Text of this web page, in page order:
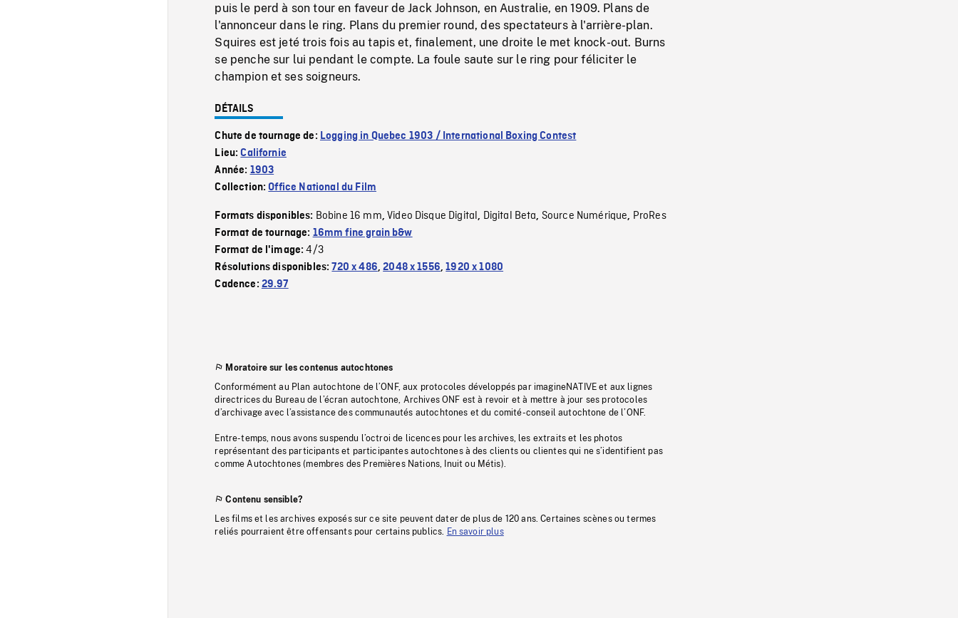
puis le perd à son tour en faveur de Jack Johnson, en Australie, en 1909. Plans de
l'annonceur dans le ring. Plans du premier round, des spectateurs à l'arrière-plan.
Squires est jeté trois fois au tapis et, finalement, une droite le met knock-out. Burns
se penche sur lui pendant le compte. La foule saute sur le ring pour féliciter le
champion et ses soigneurs.
DÉTAILS
Chute de tournage de: Logging in Quebec 1903 / International Boxing Contest
Lieu:Californie
Année: 1903
Collection:Office National du Film
Formats disponibles: Bobine 16 mm,Video Disque Digital, Digital Beta, Source Numérique, ProRes
Format de tournage: 16mm fine grain b&w
Format de l'image:4/3
Résolutions disponibles:720 x 486,2048 x 1556,1920 x 1080
Cadence: 29.97
Moratoire sur les contenus autochtones
Conformément au Plan autochtone de l’ONF, aux protocoles développés par imagineNATIVE et aux lignes
directrices du Bureau de l’écran autochtone, Archives ONF est à revoir et à mettre à jour ses protocoles
d’archivage avec l’assistance des communautés autochtones et du comité-conseil autochtone de l’ONF.
Entre-temps, nous avons suspendu l’octroi de licences pour les archives, les extraits et les photos
représentant des participants et participantes autochtones à des clients ou clientes qui ne s’identifient pas
comme Autochtones (membres des Premières Nations, Inuit ou Métis).
Contenu sensible?
Les films et les archives exposés sur ce site peuvent dater de plus de 120 ans. Certaines scènes ou termes
reliés pourraient être offensants pour certains publics.
En savoir plus